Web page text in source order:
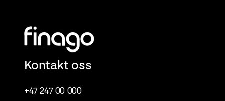
Kontakt oss
+47 247 00 000